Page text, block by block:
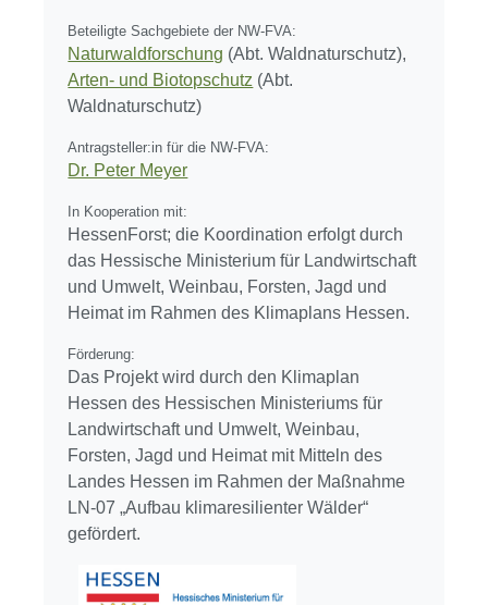
Beteiligte Sachgebiete der NW-FVA:
Naturwaldforschung (Abt. Waldnaturschutz),
Arten- und Biotopschutz (Abt.
Waldnaturschutz)
Antragsteller:in für die NW-FVA:
Dr. Peter Meyer
In Kooperation mit:
HessenForst; die Koordination erfolgt durch
das Hessische Ministerium für Landwirtschaft
und Umwelt, Weinbau, Forsten, Jagd und
Heimat im Rahmen des Klimaplans Hessen.
Förderung:
Das Projekt wird durch den Klimaplan
Hessen des Hessischen Ministeriums für
Landwirtschaft und Umwelt, Weinbau,
Forsten, Jagd und Heimat mit Mitteln des
Landes Hessen im Rahmen der Maßnahme
LN-07 „Aufbau klimaresilienter Wälder“
gefördert.